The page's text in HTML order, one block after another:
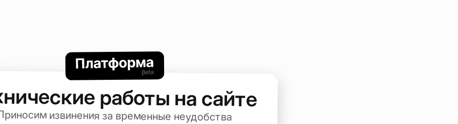
работы на сайте
извинения за временные неудобства